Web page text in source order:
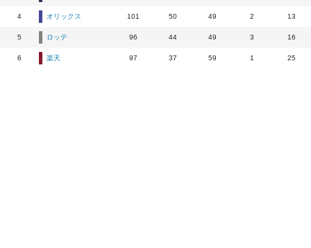
4 オリックス 101 50 49 2 13
5 ロッテ 96 44 49 3 16
6 楽天 97 37 59 1 25